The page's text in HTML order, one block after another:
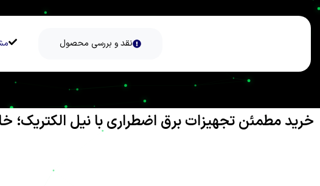
نقد و بررسی محصول
خرید مطمئن تجهیزات برق اضطراری با نیل الکتریک؛
تامین انرژی پایدار در دنیای مدرن امروز، نه تنها یک نیاز بلکه یک ضرورت
، به عنوان یکی از پیشگامان ارائه راهکارهای پیشرفته در